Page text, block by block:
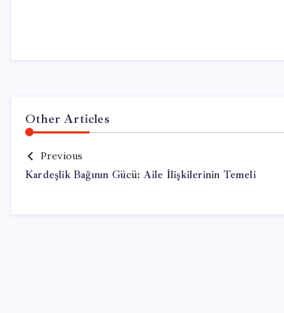
Other Articles
Previous
Kardeşlik Bağının Gücü: Aile İlişkilerinin Temeli